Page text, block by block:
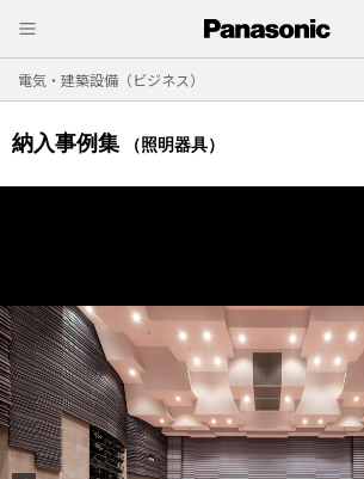
電気・建築設備（ビジネス）
納入事例集 （照明器具）